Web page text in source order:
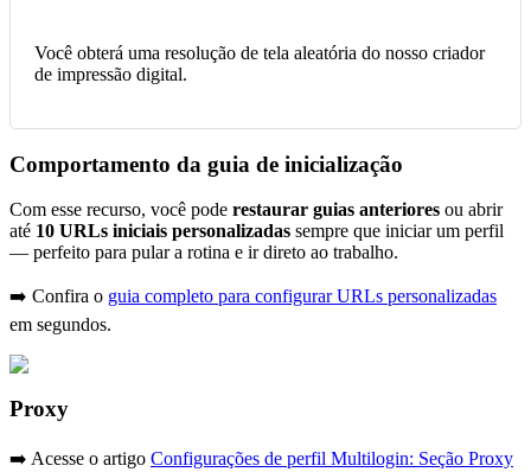
Você obterá uma resolução de tela aleatória do nosso criador
de impressão digital.
Comportamento da guia de inicialização
Com esse recurso, você pode restaurar guias anteriores ou abrir
até 10 URLs iniciais personalizadas sempre que iniciar um perfil
— perfeito para pular a rotina e ir direto ao trabalho.
➡️ Confira o guia completo para configurar URLs personalizadas
em segundos.
Proxy
➡️ Acesse o artigo Configurações de perfil Multilogin: Seção Proxy